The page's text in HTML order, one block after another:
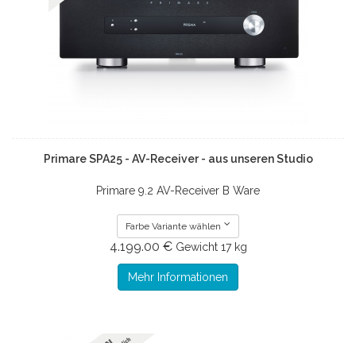
Primare SPA25 - AV-Receiver - aus unseren Studio
Primare 9.2 AV-Receiver B Ware
Farbe Variante wählen
4.199.00 € Gewicht 17 kg
Mehr Informationen